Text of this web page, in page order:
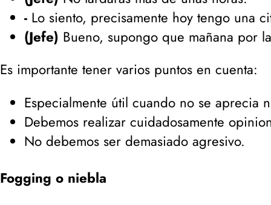
- Lo siento, precisamente hoy tengo una
(Jefe) Bueno, supongo que mañana por
Es importante tener varios puntos en cuenta:
Especialmente útil cuando no se aprecia
Debemos realizar cuidadosamente
No debemos ser demasiado agresivo.
Fogging o niebla